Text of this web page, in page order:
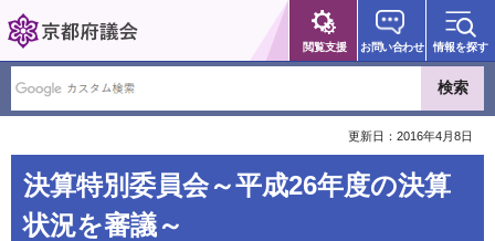
京都府議会
閲覧支援 お問い合わせ 情報を探す
更新日：2016年4月8日
決算特別委員会～平成26年度の決算
状況を審議～